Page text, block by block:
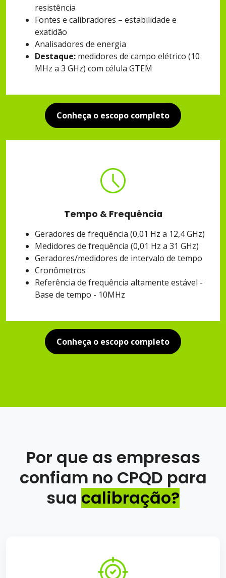
resistência
Fontes e calibradores – estabilidade e
exatidão
Analisadores de energia
Destaque: medidores de campo elétrico (10
MHz a 3 GHz) com célula GTEM
Conheça o escopo completo
Tempo & Frequência
Geradores de frequência (0,01 Hz a 12,4 GHz)
Medidores de frequência (0,01 Hz a 31 GHz)
Geradores/medidores de intervalo de tempo
Cronômetros
Referência de frequência altamente estável -
Base de tempo - 10MHz
Conheça o escopo completo
Por que as empresas
confiam no CPQD para
sua calibração?